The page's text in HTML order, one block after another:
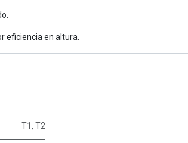
eficiencia en altura.
T1, T2